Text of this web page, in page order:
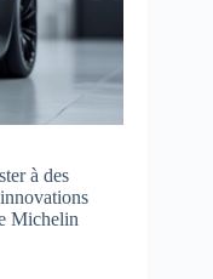
à des
Michelin